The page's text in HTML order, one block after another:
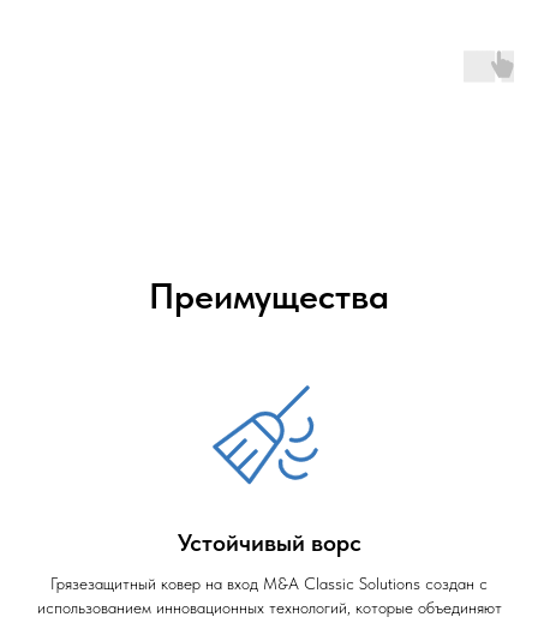
Преимущества
Устойчивый ворс
Грязезащитный ковер на вход M&A Classic Solutions создан с
использованием инновационных технологий, которые объединяют